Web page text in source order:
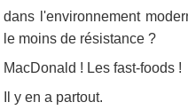
dans l'environnement
le moins de résistance ?
MacDonald ! Les fast-foods !
Il y en a partout.